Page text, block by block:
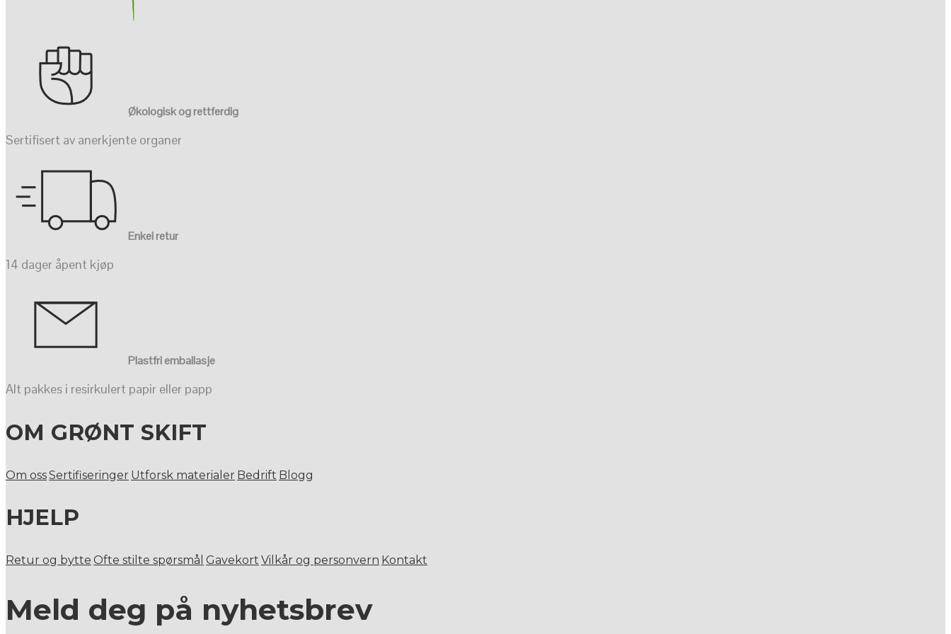
Økologisk og rettferdig
Sertifisert av anerkjente organer
Enkel retur
14 dager åpent kjøp
Plastfri emballasje
Alt pakkes i resirkulert papir eller papp
OM GRØNT SKIFT
Om ossSertifiseringer Utforsk materialer Bedrift Blogg
HJELP
Retur og bytte Ofte stilte spørsmål Gavekort Vilkår og personvern Kontakt
Meld deg på nyhetsbrev